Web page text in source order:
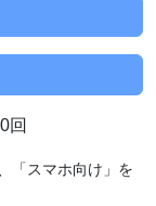
回
「スマホ向け」を